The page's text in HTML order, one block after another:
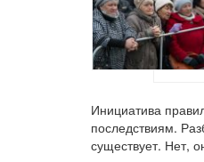
Инициатива
последствиям.
существует. Нет,